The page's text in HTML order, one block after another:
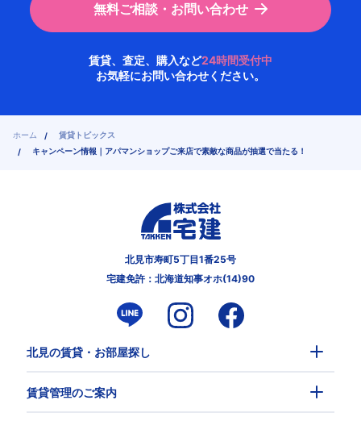
無料ご相談・お問い合わせ
賃貸、査定、購入など24時間受付中
お気軽にお問い合わせください。
ホーム
賃貸トピックス
キャンペーン情報｜アパマンショップご来店で素敵な商品が抽選で当たる！
北見市寿町5丁目1番25号
宅建免許：北海道知事オホ(14)90
北見の賃貸・お部屋探し
賃貸管理のご案内